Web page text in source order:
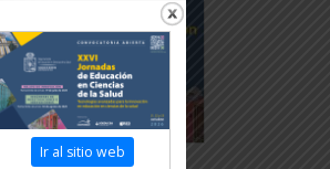
Ir al sitio web